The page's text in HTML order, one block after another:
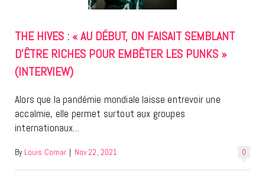
THE HIVES : « AU DÉBUT, ON FAISAIT SEMBLANT
D’ÊTRE RICHES POUR EMBÊTER LES PUNKS »
(INTERVIEW)
Alors que la pandémie mondiale laisse entrevoir une
accalmie, elle permet surtout aux groupes
internationaux…
0
By Louis Comar | Nov 22, 2021